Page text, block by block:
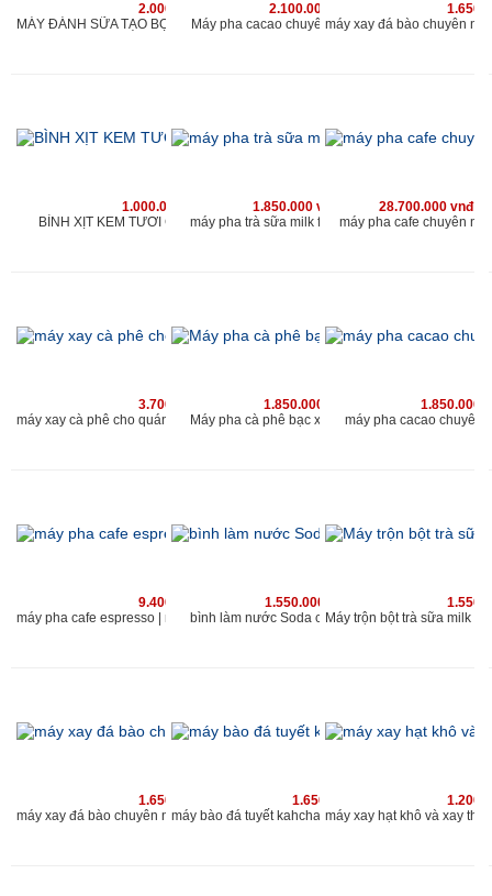
2.000.000 vnđ
MÁY ĐÁNH SỮA TẠO BỌT CHUYÊN NGHIỆP KAHCHAN
2.100.000 vnđ
Máy pha cacao chuyên nghiệp cho quán
1.000.000 vnđ
BÌNH XỊT KEM TƯƠI CAO CẤP KAHCHAN
1.850.000 vnđ
máy pha trà sữa milk foam kahchan
28.700.000 vnđ
máy pha cafe chuyên
3.700.000 vnđ
1.850.000 vnđ
Máy pha cà phê bạc xỉu chuyên nghiệp
1.850.000
máy pha cacao chuyên
9.400.000 vnđ
máy pha cafe espresso | máy xay cà phê chuyên nghiệp
1.550.000 vnđ
bình làm nước Soda cho quán kahchan
1.650.000 vnđ
máy xay đá bào chuyên nghiệp 2019 | máy bào đá tuyết 2 nắp 2 lưới | www.kahchan.vn
1.650.000 vnđ